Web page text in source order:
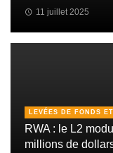
11 juillet 2025
LEVÉES DE FONDS
RWA : le L2
millions de